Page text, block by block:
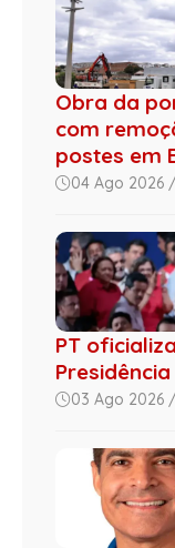
Obra da
com
postes em
04 Ago 2026
PT
Presidência
03 Ago 2026